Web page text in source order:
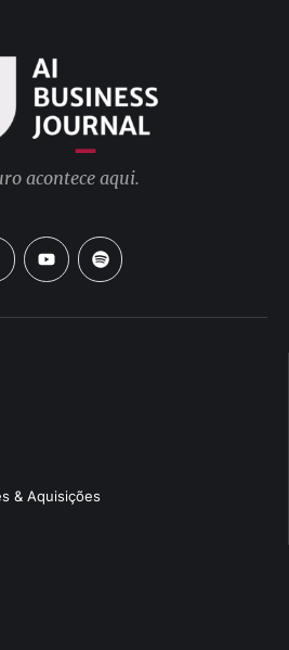
& Aquisições
acontece aqui.